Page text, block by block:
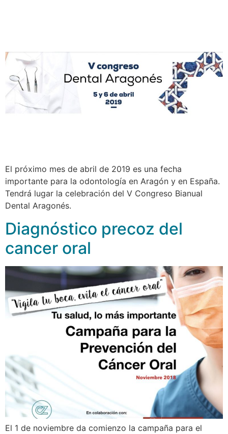
El próximo mes de abril de 2019 es una fecha
importante para la odontología en Aragón y en España.
Tendrá lugar la celebración del V Congreso Bianual
Dental Aragonés.
Diagnóstico precoz del
cancer oral
El 1 de noviembre da comienzo la campaña para el